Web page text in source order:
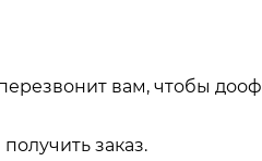
вам, чтобы
заказ.